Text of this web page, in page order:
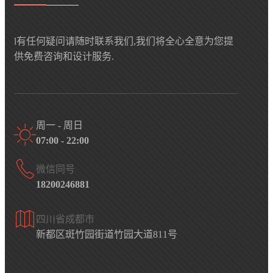
l有任何疑问请随时联系我们,我们将全心全意为您提
供免费咨询和设计服务.
周一 - 周日
07:00 - 22:00
微信同号
18200246881
四川省成都市
新都区斑竹园街道竹园大道811号